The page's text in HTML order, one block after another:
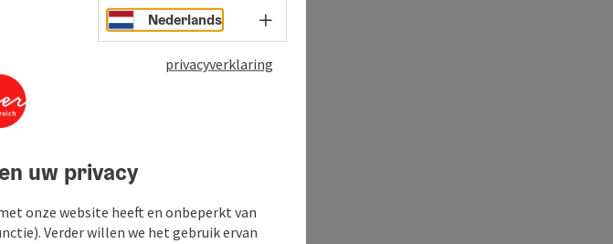
Nederlands Taalkeuze - menu openen
privacyverklaring
uw privacy
onze website heeft en onbeperkt van
Verder willen we het gebruik ervan